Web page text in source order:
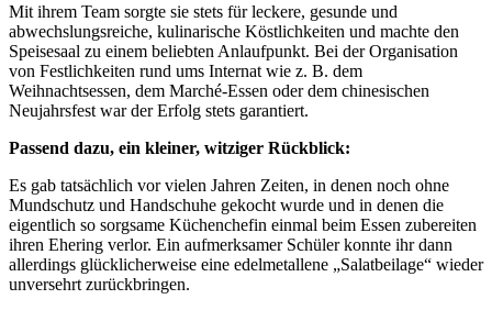
Mit ihrem Team sorgte sie stets für leckere, gesunde und
abwechslungsreiche, kulinarische Köstlichkeiten und machte den
Speisesaal zu einem beliebten Anlaufpunkt. Bei der Organisation
von Festlichkeiten rund ums Internat wie z. B. dem
Weihnachtsessen, dem Marché-Essen oder dem chinesischen
Neujahrsfest war der Erfolg stets garantiert.
Passend dazu, ein kleiner, witziger Rückblick:
Es gab tatsächlich vor vielen Jahren Zeiten, in denen noch ohne
Mundschutz und Handschuhe gekocht wurde und in denen die
eigentlich so sorgsame Küchenchefin einmal beim Essen zubereiten
ihren Ehering verlor. Ein aufmerksamer Schüler konnte ihr dann
allerdings glücklicherweise eine edelmetallene „Salatbeilage“ wieder
unversehrt zurückbringen.